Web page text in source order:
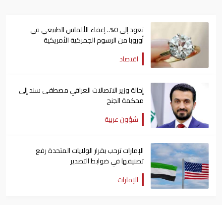
تعود إلى 0%.. إعفاء الألماس الطبيعي في
أوروبا من الرسوم الجمركية الأمريكية
اقتصاد
إحالة وزير الاتصالات العراقي مصطفى سند إلى
محكمة الجنح
شؤون عربية
الإمارات ترحب بقرار الولايات المتحدة رفع
تصنيفها في ضوابط التصدير
الإمارات